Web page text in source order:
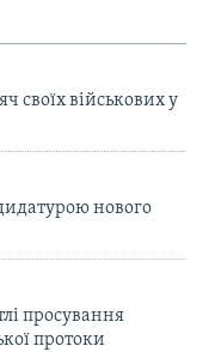
своїх військових у
нового
просування
протоки